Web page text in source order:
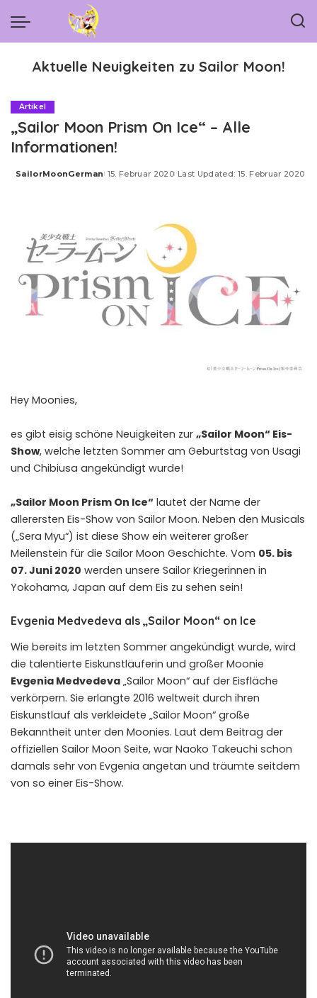
Aktuelle Neuigkeiten zu Sailor Moon!
Artikel
„Sailor Moon Prism On Ice“ – Alle
Informationen!
Posted
SailorMoonGerman 15. Februar 2020 Last Updated: 15. Februar 2020
Hey Moonies,
es gibt eisig schöne Neuigkeiten zur „Sailor Moon“ Eis-
Show, welche letzten Sommer am Geburtstag von Usagi
und Chibiusa angekündigt wurde!
„Sailor Moon Prism On Ice“ lautet der Name der
allerersten Eis-Show von Sailor Moon. Neben den Musicals
(„Sera Myu“) ist diese Show ein weiterer großer
Meilenstein für die Sailor Moon Geschichte. Vom 05. bis
07. Juni 2020 werden unsere Sailor Kriegerinnen in
Yokohama, Japan auf dem Eis zu sehen sein!
Evgenia Medvedeva als „Sailor Moon“ on Ice
Wie bereits im letzten Sommer angekündigt wurde, wird
die talentierte Eiskunstläuferin und großer Moonie
Evgenia Medvedeva „Sailor Moon“ auf der Eisfläche
verkörpern. Sie erlangte 2016 weltweit durch ihren
Eiskunstlauf als verkleidete „Sailor Moon“ große
Bekanntheit unter den Moonies. Laut dem Beitrag der
offiziellen Sailor Moon Seite, war Naoko Takeuchi schon
damals sehr von Evgenia angetan und träumte seitdem
von so einer Eis-Show.